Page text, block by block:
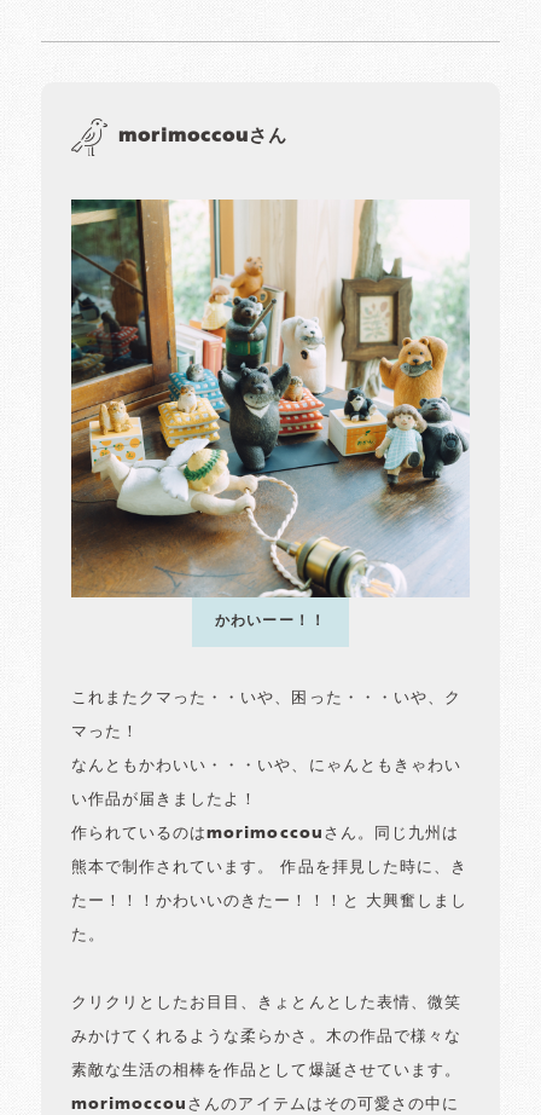
morimoccouさん
かわいーー！！
これまたクマった・・いや、困った・・・いや、ク
マった！
なんともかわいい・・・いや、にゃんともきゃわい
い作品が届きましたよ！
作られているのはmorimoccouさん。同じ九州は
熊本で制作されています。 作品を拝見した時に、き
たー！！！かわいいのきたー！！！と 大興奮しまし
た。
クリクリとしたお目目、きょとんとした表情、微笑
みかけてくれるような柔らかさ。木の作品で様々な
素敵な生活の相棒を作品として爆誕させています。
morimoccouさんのアイテムはその可愛さの中に